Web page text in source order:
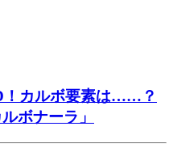
！カルボ要素は……？
ボナーラ」